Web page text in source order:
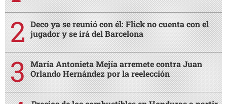
Deco ya se reunió con él: Flick no cuenta con el
jugador y se irá del Barcelona
María Antonieta Mejía arremete contra Juan
Orlando Hernández por la reelección